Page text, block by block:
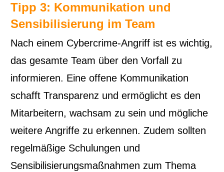
Tipp 3: Kommunikation und
Sensibilisierung im Team
Nach einem Cybercrime-Angriff ist es wichtig,
das gesamte Team über den Vorfall zu
informieren. Eine offene Kommunikation
schafft Transparenz und ermöglicht es den
Mitarbeitern, wachsam zu sein und mögliche
weitere Angriffe zu erkennen. Zudem sollten
regelmäßige Schulungen und
Sensibilisierungsmaßnahmen zum Thema